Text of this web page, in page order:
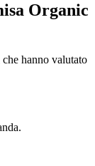
Organic
hanno valutato